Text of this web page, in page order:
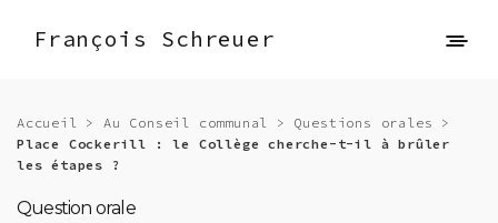
François Schreuer
Accueil >Au Conseil communal > Questions orales >
Place Cockerill : le Collège cherche-t-il à brûler
les étapes ?
Question orale